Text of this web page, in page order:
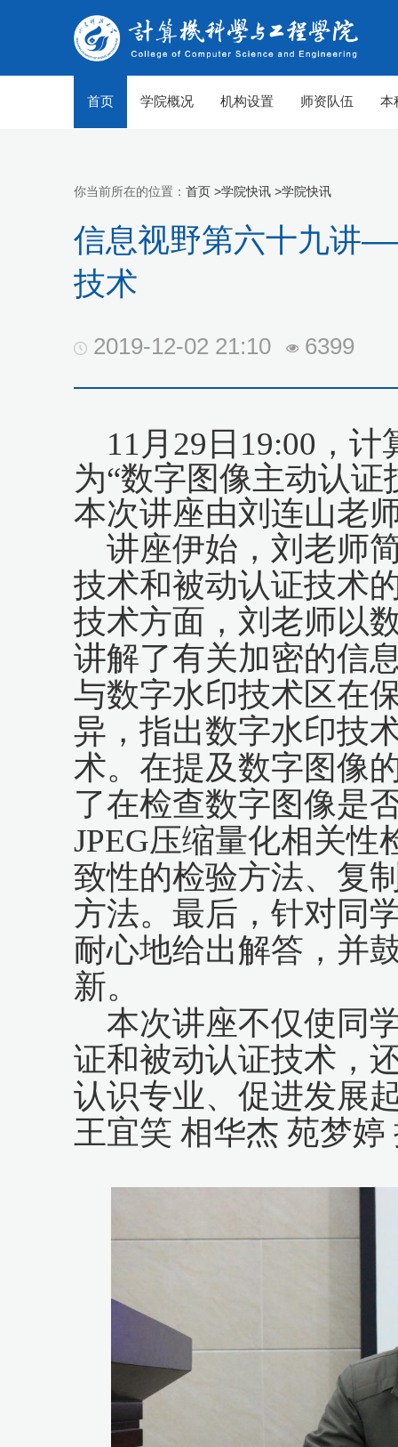
首页 学院概况 机构设置 师资队伍 本
你当前所在的位置： 首页 >学院快讯 >学院快讯
信息视野第六十九讲
技术
2019-12-02 21:10 6399
11月29日19:00，
为“数字图像主动认
本次讲座由刘连山老
讲座伊始，刘老师
技术和被动认证技术
技术方面，刘老师以
讲解了有关加密的信
与数字水印技术区在
异，指出数字水印技
术。在提及数字图像
了在检查数字图像是
JPEG压缩量化相关性
致性的检验方法、复
方法。最后，针对同
耐心地给出解答，并
新。
本次讲座不仅使同
证和被动认证技术，
认识专业、促进发展
王宜笑 相华杰 苑梦婷